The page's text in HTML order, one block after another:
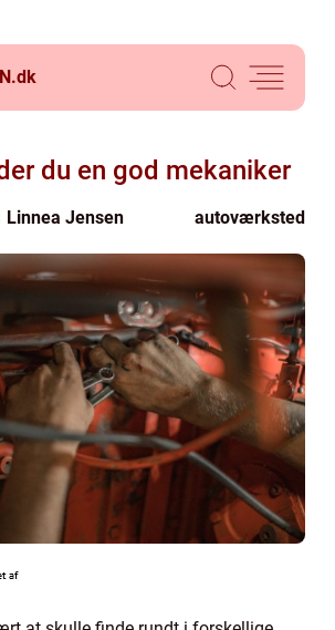
dk
du en god mekaniker
Linnea Jensen autoværksted